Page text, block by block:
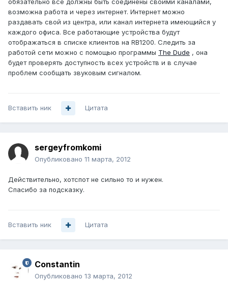
обязательно все должны быть соединены своими каналами,
возможна работа и через интернет. Интернет можно
раздавать свой из центра, или канал интернета имеющийся у
каждого офиса. Все работающие устройства будут
отображаться в списке клиентов на RB1200. Следить за
работой сети можно с помощью программы The Dude , она
будет проверять доступность всех устройств и в случае
проблем сообщать звуковым сигналом.
Вставить ник Цитата
sergeyfromkomi
Опубликовано 11 марта, 2012
Действительно, хотспот не сильно то и нужен.
Спасибо за подсказку.
Вставить ник Цитата
Constantin
Опубликовано 13 марта, 2012